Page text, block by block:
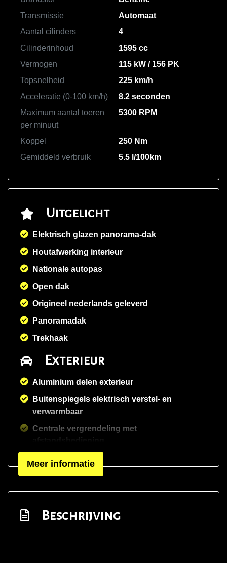
Transmissie
Automaat
Aantal cilinders
4
Cilinderinhoud
1595 cc
Vermogen
115 kW / 156 PK
Topsnelheid
225 km/h
Acceleratie (0-100 km/h)
8.2 seconden
Maximum aantal toeren
per minuut
5300 RPM
Koppel
250 Nm
Gemiddeld verbruik
5.5 l/100km
Uitgelicht
Elektrisch glazen panorama-dak
Houtafwerking interieur
Nationale autopas
Open dak
Origineel nederlands geleverd
Panoramadak
Trekhaak
Exterieur
Aluminium delen exterieur
Buitenspiegels elektrisch verstel- en
verwarmbaar
Centrale vergrendeling met
afstandsbediening
Dimlichten automatisch
Elektrisch bedienbare achterklep
Elektrisch glazen panorama-dak
Meer informatie
Beschrijving